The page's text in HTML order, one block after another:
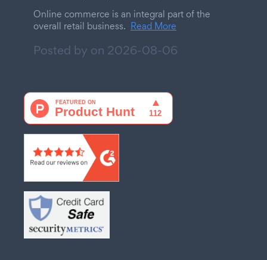
Online commerce is an integral part of the
overall retail business. Read More
Posted by on 2026-08-06